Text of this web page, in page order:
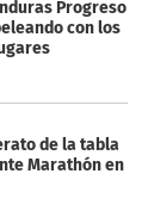
Progreso
con los
de la tabla
Marathón en